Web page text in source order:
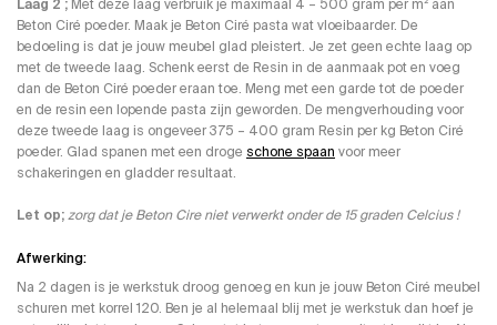
Laag 2 ; Met deze laag verbruik je maximaal 4 – 500 gram per m² aan
Beton Ciré poeder. Maak je Beton Ciré pasta wat vloeibaarder. De
bedoeling is dat je jouw meubel glad pleistert. Je zet geen echte laag op
met de tweede laag. Schenk eerst de Resin in de aanmaak pot en voeg
dan de Beton Ciré poeder eraan toe. Meng met een garde tot de poeder
en de resin een lopende pasta zijn geworden. De mengverhouding voor
deze tweede laag is ongeveer 375 – 400 gram Resin per kg Beton Ciré
poeder. Glad spanen met een droge schone spaan voor meer
schakeringen en gladder resultaat.
Let op;zorg dat je Beton Cire niet verwerkt onder de 15 graden Celcius !
Afwerking:
Na 2 dagen is je werkstuk droog genoeg en kun je jouw Beton Ciré meubel
schuren met korrel 120. Ben je al helemaal blij met je werkstuk dan hoef je